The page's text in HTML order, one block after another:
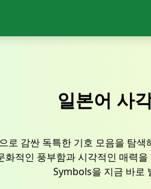
일본어 사
로 감싼 독특한 기호 모음을 탐
화적인 풍부함과 시각적인 매력
Symbols을 지금 바로